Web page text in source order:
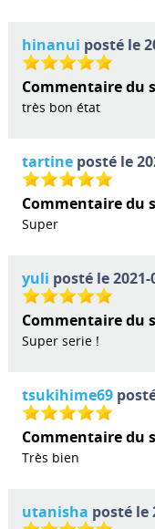
hinanui posté le
Commentaire du
très bon état
tartineposté le
Commentaire du
Super
yuli posté le 2021-
Commentaire du
Super serie !
tsukihime69posté
Commentaire du
Très bien
utanisha posté le